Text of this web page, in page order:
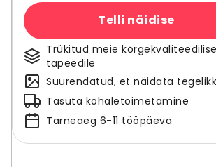
Telli näidise
Trükitud meie
tapeedile
Suurendatud, et näidata
Tasuta kohaletoimetamine
Tarneaeg 6-11 tööpäeva